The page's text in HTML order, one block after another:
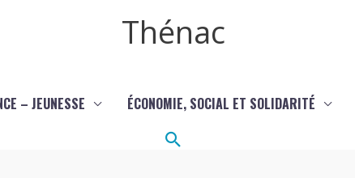
Thénac
– JEUNESSE ÉCONOMIE, SOCIAL ET SOLIDARITÉ
Rechercher